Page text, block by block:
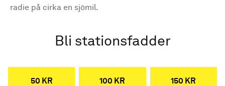
radie på cirka en sjömil.
Bli stationsfadder
50 KR 100 KR 150 KR